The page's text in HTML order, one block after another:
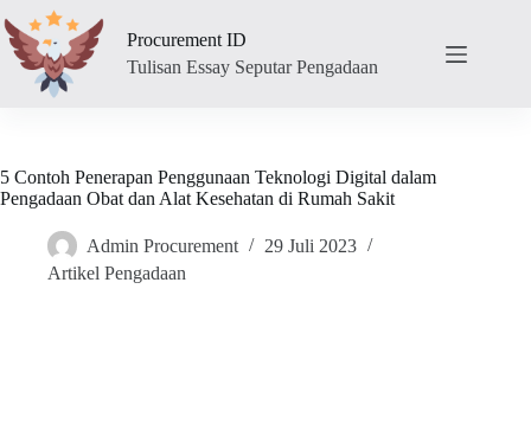
to
content
Procurement ID
Tulisan Essay Seputar Pengadaan
5 Contoh Penerapan Penggunaan Teknologi Digital dalam
Pengadaan Obat dan Alat Kesehatan di Rumah Sakit
Admin Procurement
29 Juli 2023
Artikel Pengadaan